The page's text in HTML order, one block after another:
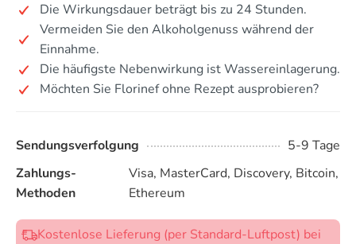
Die Wirkungsdauer beträgt bis zu 24 Stunden.
Vermeiden Sie den Alkoholgenuss während der
Einnahme.
Die häufigste Nebenwirkung ist Wassereinlagerung.
Möchten Sie Florinef ohne Rezept ausprobieren?
Sendungsverfolgung
5-9 Tage
Zahlungs-
Methoden
Visa, MasterCard, Discovery, Bitcoin,
Ethereum
Kostenlose Lieferung (per Standard-Luftpost) bei